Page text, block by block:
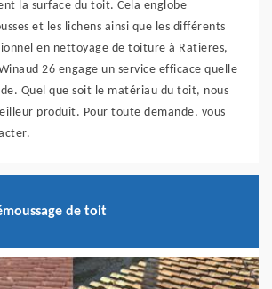
la surface du toit. Cela englobe
et les lichens ainsi que les différents
en nettoyage de toiture à Ratieres,
26 engage un service efficace quelle
Quel que soit le matériau du toit, nous
produit. Pour toute demande, vous
de toit